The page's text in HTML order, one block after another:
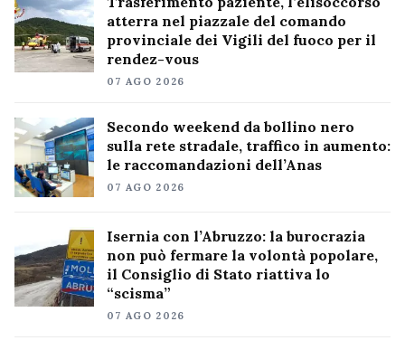
atterra nel piazzale del comando
provinciale dei Vigili del fuoco per il
rendez-vous
07 AGO 2026
Secondo weekend da bollino nero
sulla rete stradale, traffico in aumento:
le raccomandazioni dell’Anas
07 AGO 2026
Isernia con l’Abruzzo: la burocrazia
non può fermare la volontà popolare,
il Consiglio di Stato riattiva lo
“scisma”
07 AGO 2026